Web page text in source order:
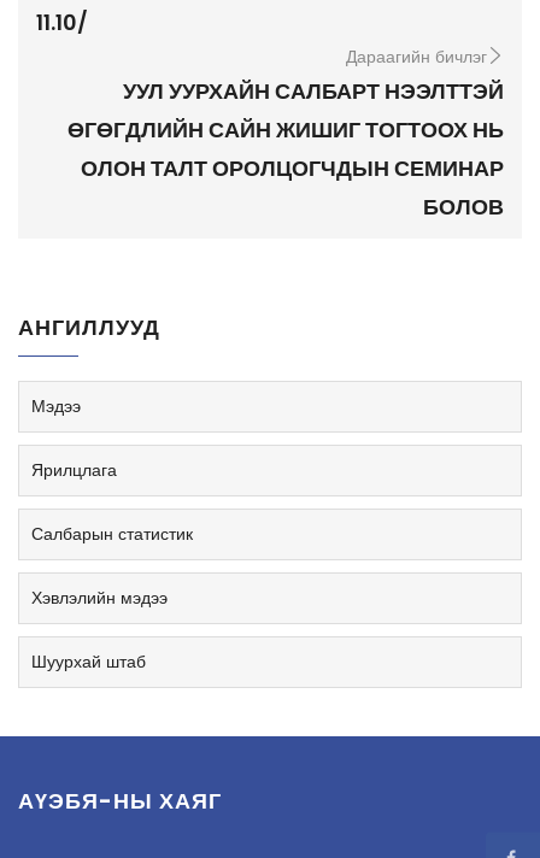
11.10/
Дараагийн бичлэг
УУЛ УУРХАЙН САЛБАРТ НЭЭЛТТЭЙ
ӨГӨГДЛИЙН САЙН ЖИШИГ ТОГТООХ НЬ
ОЛОН ТАЛТ ОРОЛЦОГЧДЫН СЕМИНАР
БОЛОВ
АНГИЛЛУУД
Мэдээ
Ярилцлага
Салбарын статистик
Хэвлэлийн мэдээ
Шуурхай штаб
АҮЭБЯ-НЫ ХАЯГ